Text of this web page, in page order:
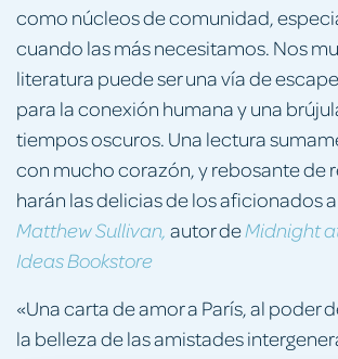
como núcleos de comunidad,
cuando las más necesitamos. Nos
literatura puede ser una vía de
para la conexión humana y una
tiempos oscuros. Una lectura
con mucho corazón, y rebosante de
harán las delicias de los aficionados
Matthew Sullivan, autor deMidnight
Ideas Bookstore
«Una carta de amor a París, al poder
la belleza de las amistades